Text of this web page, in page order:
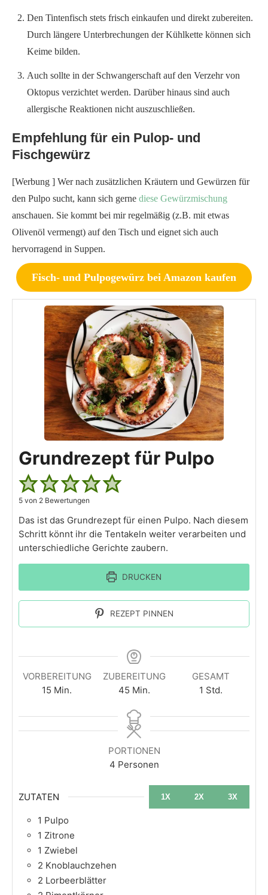
Den Tintenfisch stets frisch einkaufen und direkt zubereiten.
Durch längere Unterbrechungen der Kühlkette können sich
Keime bilden.
Auch sollte in der Schwangerschaft auf den Verzehr von
Oktopus verzichtet werden. Darüber hinaus sind auch
allergische Reaktionen nicht auszuschließen.
Empfehlung für ein Pulop- und
Fischgewürz
[Werbung ] Wer nach zusätzlichen Kräutern und Gewürzen für
den Pulpo sucht, kann sich gerne diese Gewürzmischung
anschauen. Sie kommt bei mir regelmäßig (z.B. mit etwas
Olivenöl vermengt) auf den Tisch und eignet sich auch
hervorragend in Suppen.
Fisch- und Pulpogewürz bei Amazon kaufen
Grundrezept für Pulpo
5 von 2 Bewertungen
Das ist das Grundrezept für einen Pulpo. Nach diesem
Schritt könnt ihr die Tentakeln weiter verarbeiten und
unterschiedliche Gerichte zaubern.
DRUCKEN
REZEPT PINNEN
VORBEREITUNG
15 Min.
ZUBEREITUNG
45 Min.
GESAMT
1 Std.
PORTIONEN
4 Personen
ZUTATEN 1X 2X 3X
1 Pulpo
1 Zitrone
1 Zwiebel
2 Knoblauchzehen
2 Lorbeerblätter